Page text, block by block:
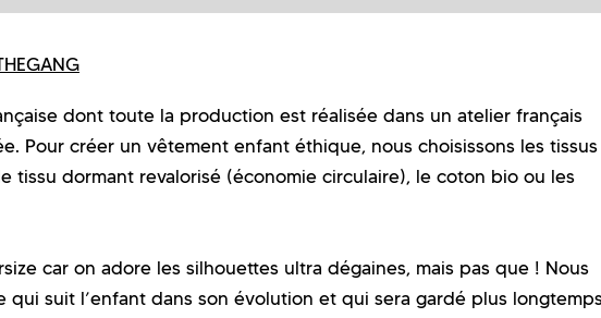
dont toute la production est réalisée dans un atelier français
Pour créer un vêtement enfant éthique, nous choisissons les tissus
tissu dormant revalorisé (économie circulaire), le coton bio ou les
car on adore les silhouettes ultra dégaines, mais pas que ! Nous
suit l’enfant dans son évolution et qui sera gardé plus